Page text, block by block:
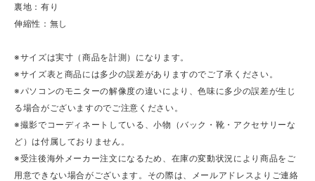
裏地：有り
伸縮性：無し
※サイズは実寸（商品を計測）になります。
※サイズ表と商品には多少の誤差がありますのでご了承ください。
※パソコンのモニターの解像度の違いにより、色味に多少の誤差が生じ
る場合がございますのでご注意ください。
※撮影でコーディネートしている、小物（バック・靴・アクセサリーな
ど）は付属しておりません。
※受注後海外メーカー注文になるため、在庫の変動状況により商品をご
用意できない場合がございます。その際は、メールアドレスよりご連絡